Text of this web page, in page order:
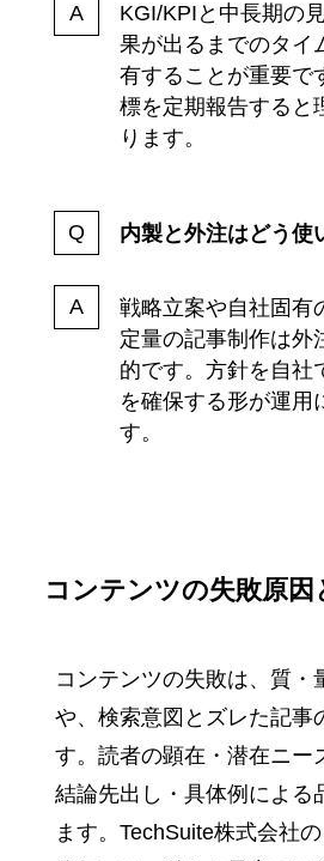
KGI/KPIと中長期の
果が出るまでのタイ
有することが重要で
標を定期報告すると
ります。
内製と外注はどう使
戦略立案や自社固有
定量の記事制作は外
的です。方針を自社
を確保する形が運用
す。
コンテンツの失敗原因
コンテンツの失敗は、質・
や、検索意図とズレた記事
す。読者の顕在・潜在ニー
結論先出し・具体例による
ます。TechSuite株式会社